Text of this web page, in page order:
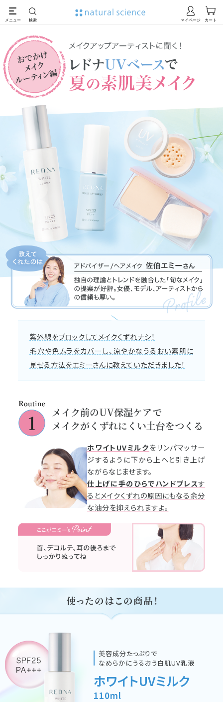
紫外線をブロックしてメイクくずれナシ！
毛穴や色ムラをカバーし、涼やかなうるおい素肌に
見せる方法をエミーさんに教えていただきました！
メイク前のUV保湿ケアで
メイクがくずれにくい土台をつくる
ホワイトUVミルクをリンパマッサー
ジするように下から上へと引き上げ
ながらなじませます。
仕上げに手のひらでハンドプレスす
るとメイクくずれの原因にもなる余分
な油分を抑えられますよ。
美容成分たっぷりで
なめらかにうるおう白肌UV乳液
ホワイトUVミルク
110ml